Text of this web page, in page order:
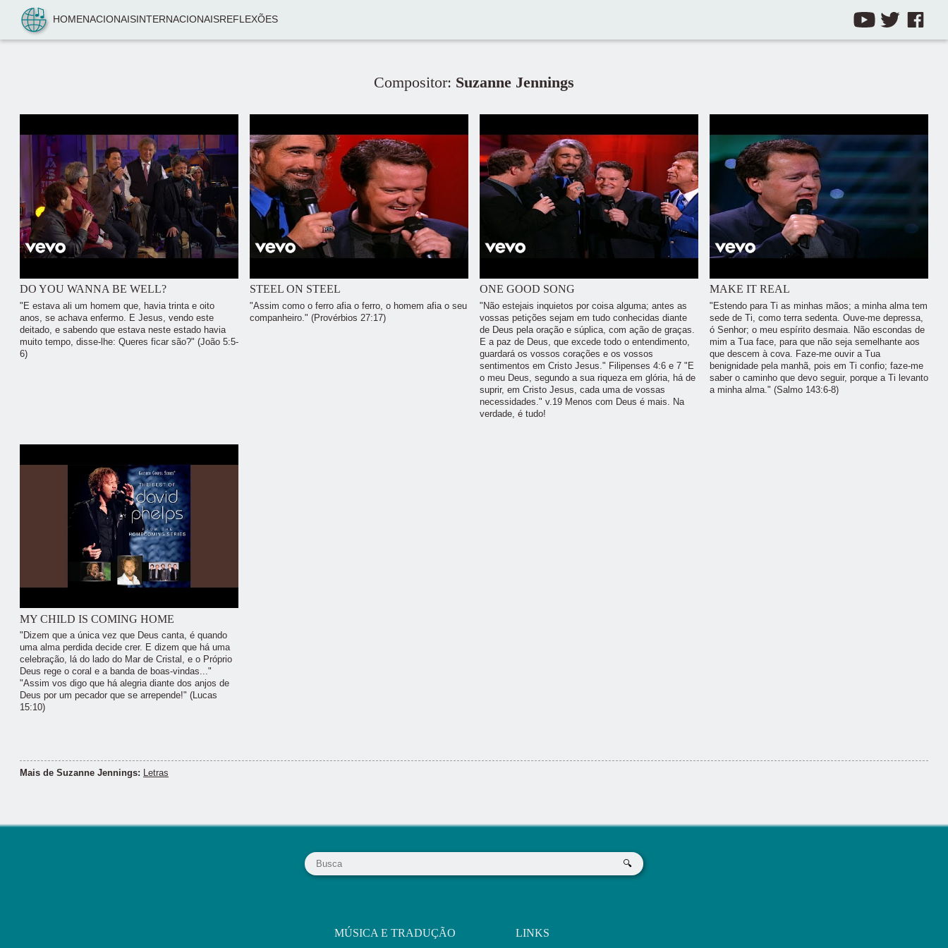
Pular para o conteúdo
HOMENACIONAIS INTERNACIONAISREFLEXÕES
Compositor: Suzanne Jennings
DO YOU WANNA BE WELL?
"E estava ali um homem que, havia trinta e oito
anos, se achava enfermo. E Jesus, vendo este
deitado, e sabendo que estava neste estado havia
muito tempo, disse-lhe: Queres ficar são?" (João 5:5-
6)
STEEL ON STEEL
"Assim como o ferro afia o ferro, o homem afia o seu
companheiro." (Provérbios 27:17)
ONE GOOD SONG
"Não estejais inquietos por coisa alguma; antes as
vossas petições sejam em tudo conhecidas diante
de Deus pela oração e súplica, com ação de graças.
E a paz de Deus, que excede todo o entendimento,
guardará os vossos corações e os vossos
sentimentos em Cristo Jesus." Filipenses 4:6 e 7 "E
o meu Deus, segundo a sua riqueza em glória, há de
suprir, em Cristo Jesus, cada uma de vossas
necessidades." v.19 Menos com Deus é mais. Na
verdade, é tudo!
MAKE IT REAL
"Estendo para Ti as minhas mãos; a minha alma tem
sede de Ti, como terra sedenta. Ouve-me depressa,
ó Senhor; o meu espírito desmaia. Não escondas de
mim a Tua face, para que não seja semelhante aos
que descem à cova. Faze-me ouvir a Tua
benignidade pela manhã, pois em Ti confio; faze-me
saber o caminho que devo seguir, porque a Ti levanto
a minha alma." (Salmo 143:6-8)
MY CHILD IS COMING HOME
"Dizem que a única vez que Deus canta, é quando
uma alma perdida decide crer. E dizem que há uma
celebração, lá do lado do Mar de Cristal, e o Próprio
Deus rege o coral e a banda de boas-vindas..."
"Assim vos digo que há alegria diante dos anjos de
Deus por um pecador que se arrepende!" (Lucas
15:10)
Mais de Suzanne Jennings: Letras
MÚSICA E TRADUÇÃO LINKS